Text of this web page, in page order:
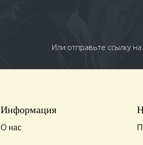
Или отправьте ссылку
Информация
О нас